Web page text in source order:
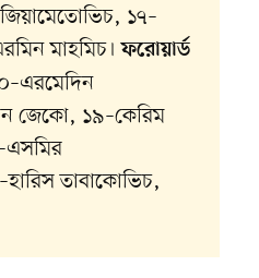
১৭–
মাহমিচ।ফরোয়ার্ড
জেকো, ১৯–কেরিম
তাবাকোভিচ,